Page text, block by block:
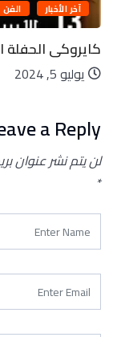
آخر الأخبار الفن
الحفلة
5, 2024
a Reply
لن يتم نشر عنوان
*